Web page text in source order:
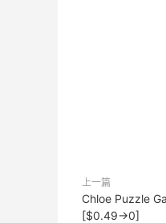
上一篇
Chloe Puzzle
[$0.49→0]